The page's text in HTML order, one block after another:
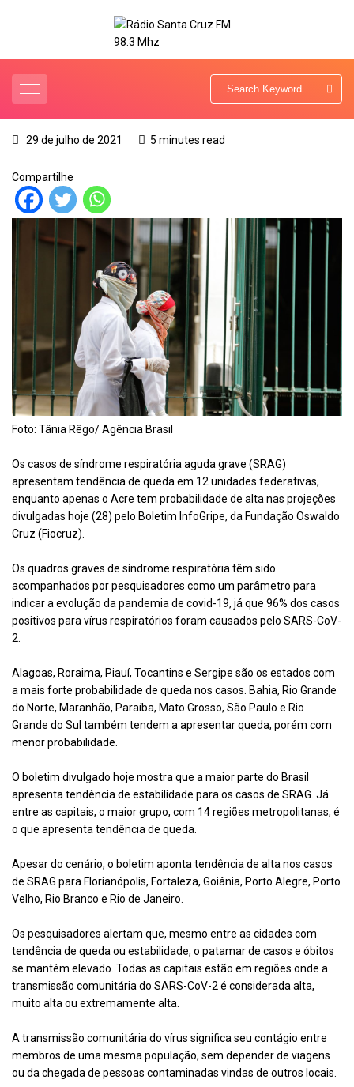
29 de julho de 2021 5 minutes read
Compartilhe
Foto: Tânia Rêgo/ Agência Brasil
Os casos de síndrome respiratória aguda grave (SRAG)
apresentam tendência de queda em 12 unidades federativas,
enquanto apenas o Acre tem probabilidade de alta nas projeções
divulgadas hoje (28) pelo Boletim InfoGripe, da Fundação Oswaldo
Cruz (Fiocruz).
Os quadros graves de síndrome respiratória têm sido
acompanhados por pesquisadores como um parâmetro para
indicar a evolução da pandemia de covid-19, já que 96% dos casos
positivos para vírus respiratórios foram causados pelo SARS-CoV-
2.
Alagoas, Roraima, Piauí, Tocantins e Sergipe são os estados com
a mais forte probabilidade de queda nos casos. Bahia, Rio Grande
do Norte, Maranhão, Paraíba, Mato Grosso, São Paulo e Rio
Grande do Sul também tendem a apresentar queda, porém com
menor probabilidade.
O boletim divulgado hoje mostra que a maior parte do Brasil
apresenta tendência de estabilidade para os casos de SRAG. Já
entre as capitais, o maior grupo, com 14 regiões metropolitanas, é
o que apresenta tendência de queda.
Apesar do cenário, o boletim aponta tendência de alta nos casos
de SRAG para Florianópolis, Fortaleza, Goiânia, Porto Alegre, Porto
Velho, Rio Branco e Rio de Janeiro.
Os pesquisadores alertam que, mesmo entre as cidades com
tendência de queda ou estabilidade, o patamar de casos e óbitos
se mantém elevado. Todas as capitais estão em regiões onde a
transmissão comunitária do SARS-CoV-2 é considerada alta,
muito alta ou extremamente alta.
A transmissão comunitária do vírus significa seu contágio entre
membros de uma mesma população, sem depender de viagens
ou da chegada de pessoas contaminadas vindas de outros locais.